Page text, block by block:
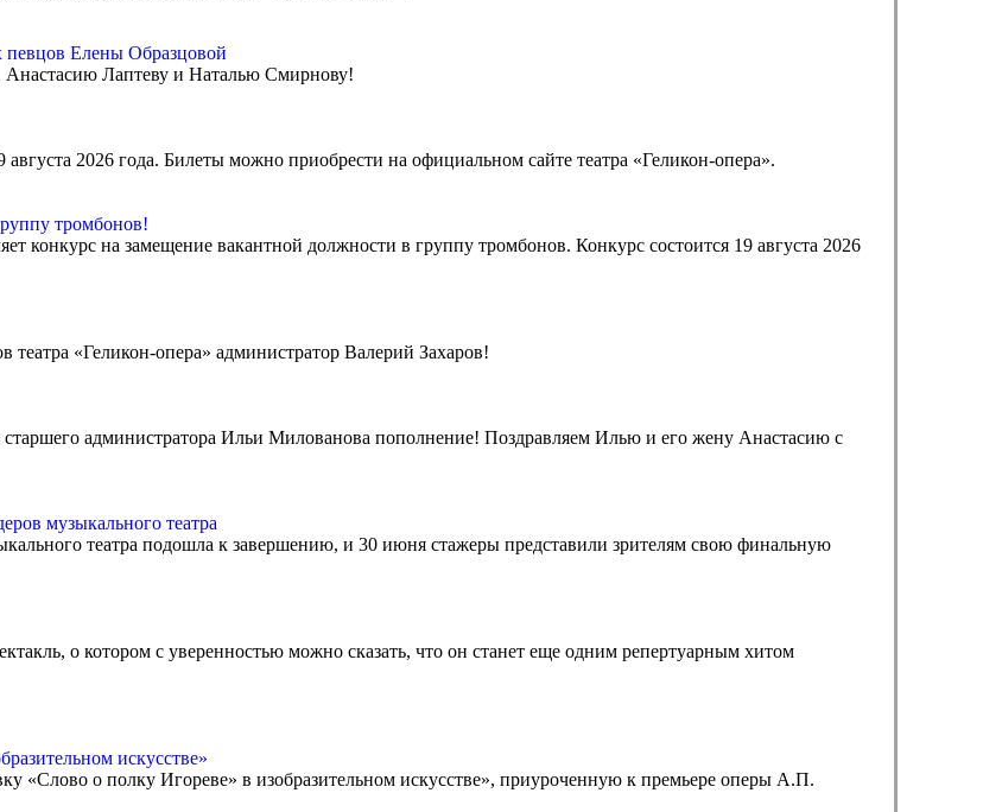
Елены Образцовой
Лаптеву и Наталью Смирнову!
августа 2026 года. Билеты можно приобрести на официальном сайте театра «Геликон-опера».
тромбонов!
конкурс на замещение вакантной должности в группу тромбонов. Конкурс состоится 19 августа 2026
«Геликон-опера» администратор Валерий Захаров!
администратора Ильи Милованова пополнение! Поздравляем Илью и его жену Анастасию с
музыкального театра
театра подошла к завершению, и 30 июня стажеры представили зрителям свою финальную
о котором с уверенностью можно сказать, что он станет еще одним репертуарным хитом
искусстве»
«Слово о полку Игореве» в изобразительном искусстве», приуроченную к премьере оперы А.П.